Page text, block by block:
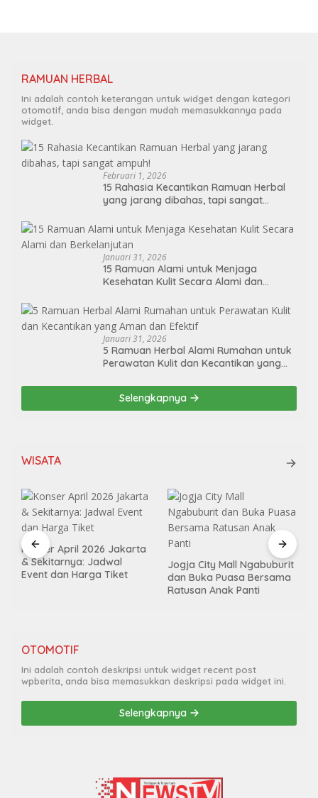
RAMUAN HERBAL
Ini adalah contoh keterangan untuk widget dengan kategori
otomotif, anda bisa dengan mudah memasukkannya pada
widget.
Februari 1, 2026
15 Rahasia Kecantikan Ramuan Herbal
yang jarang dibahas, tapi sangat
Januari 31, 2026
15 Ramuan Alami untuk Menjaga
Kesehatan Kulit Secara Alami dan
Januari 31, 2026
5 Ramuan Herbal Alami Rumahan untuk
Perawatan Kulit dan Kecantikan yang
Selengkapnya
WISATA
Konser April 2026 Jakarta
& Sekitarnya: Jadwal
Event dan Harga Tiket
Jogja City Mall Ngabuburit
dan Buka Puasa Bersama
Ratusan Anak Panti
OTOMOTIF
Ini adalah contoh deskripsi untuk widget recent post
wpberita, anda bisa memasukkan deskripsi pada widget ini.
Selengkapnya